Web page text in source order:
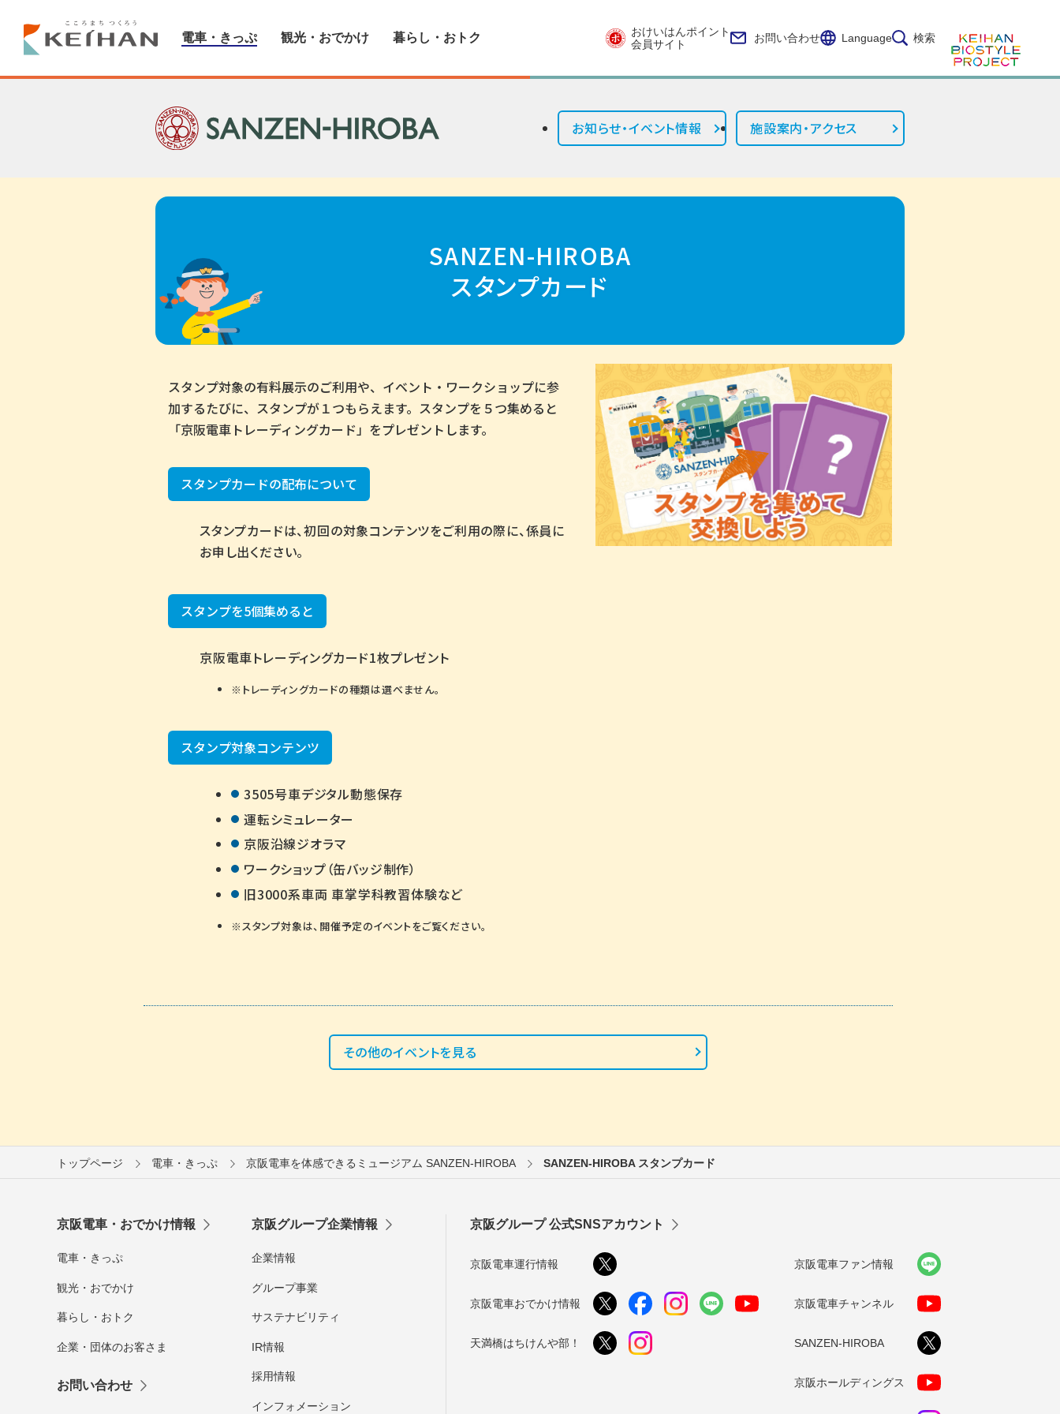
電車・きっぷ 観光・おでかけ 暮らし・おトク
おけいはんポイント
会員サイト
お問い合わせ Language 検索
お知らせ・イベント情報 施設案内・アクセス
SANZEN-HIROBA
スタンプカード
スタンプ対象の有料展示のご利用や、イベント・ワークショップに参
加するたびに、スタンプが１つもらえます。スタンプを５つ集めると
「京阪電車トレーディングカード」をプレゼントします。
スタンプカードの配布について
スタンプカードは、初回の対象コンテンツをご利用の際に、係員に
お申し出ください。
スタンプを5個集めると
京阪電車トレーディングカード1枚プレゼント
トレーディングカードの種類は選べません。
スタンプ対象コンテンツ
3505号車デジタル動態保存
運転シミュレーター
京阪沿線ジオラマ
ワークショップ（缶バッジ制作）
旧3000系車両 車掌学科教習体験など
スタンプ対象は、 開催予定のイベントをご覧ください。
その他のイベントを見る
トップページ 電車・きっぷ 京阪電車を体感できるミュージアム SANZEN-HIROBA SANZEN-HIROBA スタンプカード
京阪電車・おでかけ情報
電車・きっぷ
観光・おでかけ
暮らし・おトク
企業・団体のお客さま
京阪グループ企業情報
企業情報
グループ事業
サステナビリティ
IR情報
採用情報
インフォメーション
お問い合わせ
京阪グループ 公式SNSアカウント
京阪電車運行情報
京阪電車おでかけ情報
天満橋はちけんや部！
京阪電車ファン情報
京阪電車チャンネル
SANZEN-HIROBA
京阪ホールディングス